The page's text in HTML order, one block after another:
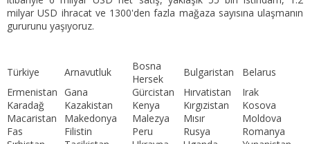
milyar USD ihracat ve 1300'den fazla mağaza sayısına ulaşmanın
gururunu yaşıyoruz.
Türkiye Arnavutluk
Bosna
Hersek
Bulgaristan
Belarus
Ermenistan Gana Gürcistan Hırvatistan
Irak
Karadağ
Kazakistan Kenya Kırgızistan
Kosova
Macaristan
Makedonya Malezya Mısır
Moldova
Fas
Filistin Peru Rusya
Romanya